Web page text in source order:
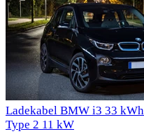
Ladekabel BMW i3 33 kWh
Type 2 11 kW